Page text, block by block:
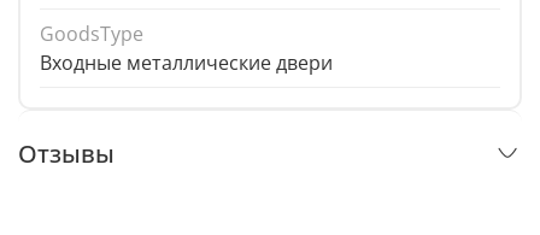
GoodsType
Входные металлические двери
Отзывы